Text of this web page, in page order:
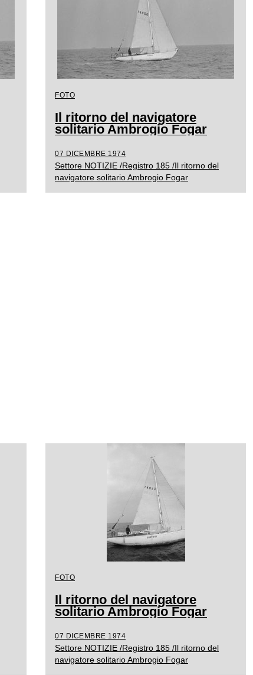
FOTO
Il ritorno del navigatore
solitario Ambrogio Fogar
07 DICEMBRE 1974
Settore NOTIZIE /Registro 185 /Il ritorno del
navigatore solitario Ambrogio Fogar
FOTO
Il ritorno del navigatore
solitario Ambrogio Fogar
07 DICEMBRE 1974
Settore NOTIZIE /Registro 185 /Il ritorno del
navigatore solitario Ambrogio Fogar